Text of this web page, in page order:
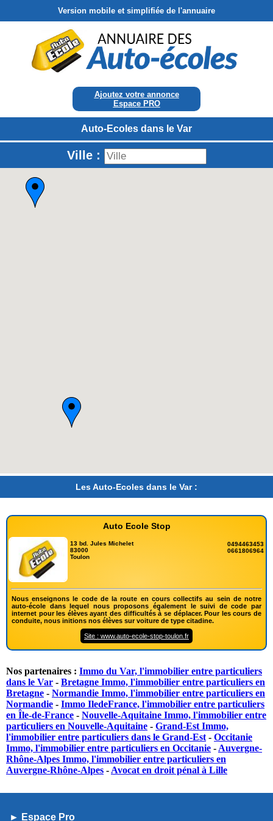
Version mobile et simplifiée de l'annuaire
Ajoutez votre annonce
Espace PRO
Auto-Ecoles dans le Var
Ville :
Les Auto-Ecoles dans le Var :
Auto Ecole Stop
13 bd. Jules Michelet
83000
Toulon
0494463453
0661806964
Nous enseignons le code de la route en cours collectifs au sein de notre
auto-école dans lequel nous proposons également le suivi de code par
internet pour les élèves ayant des difficultés à se déplacer. Pour les cours de
conduite, nous initions nos élèves sur voiture de type citadine.
Site : www.auto-ecole-stop-toulon.fr
Nos partenaires : Immo du Var, l'immobilier entre particuliers
dans le Var - Bretagne Immo, l'immobilier entre particuliers en
Bretagne - Normandie Immo, l'immobilier entre particuliers en
Normandie - Immo IledeFrance, l'immobilier entre particuliers
en Île-de-France - Nouvelle-Aquitaine Immo, l'immobilier entre
particuliers en Nouvelle-Aquitaine - Grand-Est Immo,
l'immobilier entre particuliers dans le Grand-Est - Occitanie
Immo, l'immobilier entre particuliers en Occitanie - Auvergne-
Rhône-Alpes Immo, l'immobilier entre particuliers en
Auvergne-Rhône-Alpes - Avocat en droit pénal à Lille
► Espace Pro